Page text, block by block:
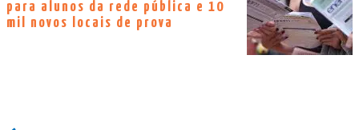
para alunos da rede pública e 10
mil novos locais de prova